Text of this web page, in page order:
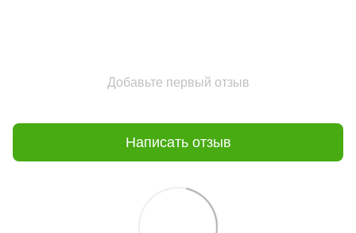
Добавьте первый отзыв
Написать отзыв